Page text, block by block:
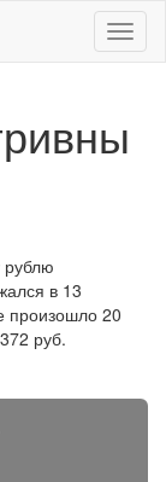
Меню
рублю
в 13
произошло 20
руб.